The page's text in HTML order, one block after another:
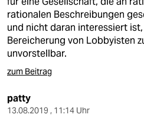
rationalen Beschreibungen
und nicht daran interessiert
Bereicherung von Lobbyisten
unvorstellbar.
zum Beitrag
patty
13.08.2019 , 11:14 Uhr